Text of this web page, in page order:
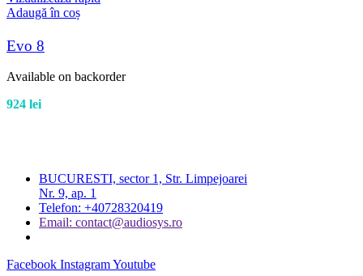
Adaugă în coș
Evo 8
Available on backorder
924 lei
BUCURESTI, sector 1, Str. Limpejoarei
Nr. 9, ap. 1
Telefon: +40728320419
Email: contact@audiosys.ro
Facebook InstagramYoutube